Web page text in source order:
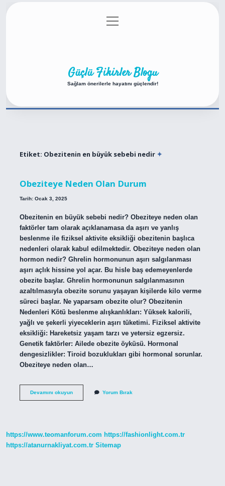
Gizlilik Politikası
menüyü
aç
Güçlü Fikirler Blogu
Sağlam önerilerle hayatını güçlendir!
Etiket: Obezitenin en büyük sebebi nedir
Obeziteye Neden Olan Durum
Tarih: Ocak 3, 2025
Obezitenin en büyük sebebi nedir? Obeziteye neden olan
faktörler tam olarak açıklanamasa da aşırı ve yanlış
beslenme ile fiziksel aktivite eksikliği obezitenin başlıca
nedenleri olarak kabul edilmektedir. Obeziteye neden olan
hormon nedir? Ghrelin hormonunun aşırı salgılanması
aşırı açlık hissine yol açar. Bu hisle baş edemeyenlerde
obezite başlar. Ghrelin hormonunun salgılanmasının
azaltılmasıyla obezite sorunu yaşayan kişilerde kilo verme
süreci başlar. Ne yaparsam obezite olur? Obezitenin
Nedenleri Kötü beslenme alışkanlıkları: Yüksek kalorili,
yağlı ve şekerli yiyeceklerin aşırı tüketimi. Fiziksel aktivite
eksikliği: Hareketsiz yaşam tarzı ve yetersiz egzersiz.
Genetik faktörler: Ailede obezite öyküsü. Hormonal
dengesizlikler: Tiroid bozuklukları gibi hormonal sorunlar.
Obeziteye neden olan…
Devamını okuyunObeziteye
Yorum Bırak
https://www.teomanforum.com https://fashionlight.com.tr
https://atanurnakliyat.com.tr Sitemap